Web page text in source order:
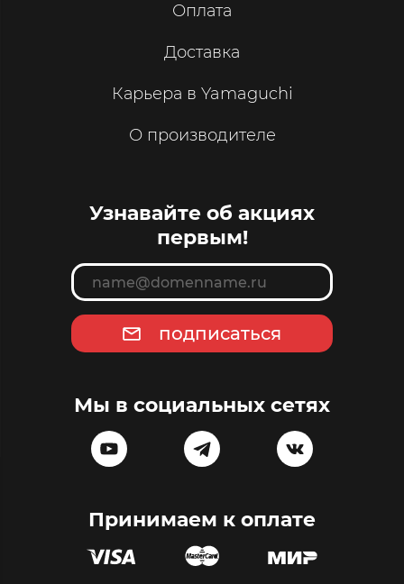
Оплата
Доставка
Карьера в Yamaguchi
О производителе
Узнавайте об акциях
первым!
подписаться
Мы в социальных сетях
Принимаем к оплате